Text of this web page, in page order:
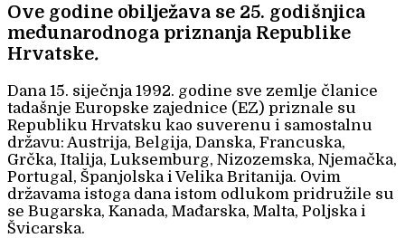
Ove godine obilježava se 25. godišnjica
međunarodnoga priznanja Republike
Hrvatske.
Dana 15. siječnja 1992. godine sve zemlje članice
tadašnje Europske zajednice (EZ) priznale su
Republiku Hrvatsku kao suverenu i samostalnu
državu: Austrija, Belgija, Danska, Francuska,
Grčka, Italija, Luksemburg, Nizozemska, Njemačka,
Portugal, Španjolska i Velika Britanija. Ovim
državama istoga dana istom odlukom pridružile su
se Bugarska, Kanada, Mađarska, Malta, Poljska i
Švicarska.